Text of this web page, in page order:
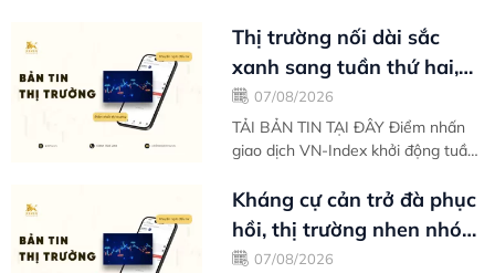
Thị trường nối dài sắc
xanh sang tuần thứ hai,
cung cầu giằng co tại
ngưỡng...
07/08/2026
TẢI BẢN TIN TẠI ĐÂY Điểm nhấn
giao dịch VN-Index khởi động tuần
phục hồi mạnh mẽ kể từ vùng đáy
ngắn hạn...
Kháng cự cản trở đà phục
hồi, thị trường nhen nhóm
ý định tìm kiếm đáy thứ
07/08/2026